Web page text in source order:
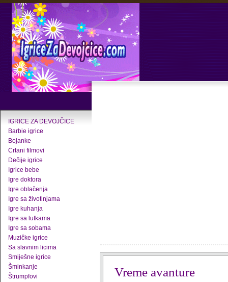
IGRICE ZA DEVOJČICE
Barbie igrice
Bojanke
Crtani filmovi
Dečije igrice
Igrice bebe
Igre doktora
Igre oblačenja
Igre sa životinjama
Igre kuhanja
Igre sa lutkama
Igre sa sobama
Muzičke igrice
Sa slavnim licima
Smiješne igrice
Šminkanje
Štrumpfovi
Vreme avanture